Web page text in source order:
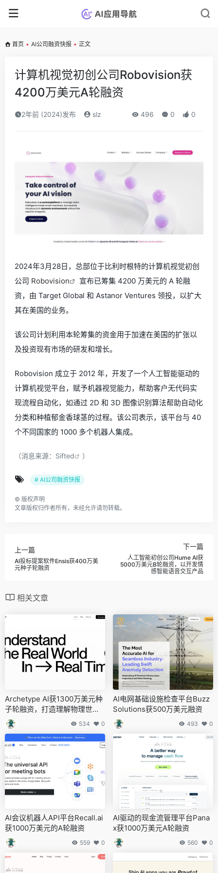
首页 • AI公司融资快报 • 正文
计算机视觉初创公司Robovision获
4200万美元A轮融资
2年前 (2024)发布 slz 496 0 0
2024年3月28日，总部位于比利时根特的计算机视觉初创
公司 Robovision
宣布已筹集 4200 万美元的 A 轮融
资，由 Target Global 和 Astanor Ventures 领投，以扩大
其在美国的业务。
该公司计划利用本轮筹集的资金用于加速在美国的扩张以
及投资现有市场的研发和增长。
Robovision 成立于 2012 年，开发了一个人工智能驱动的
计算机视觉平台，赋予机器视觉能力，帮助客户无代码实
现流程自动化，如通过 2D 和 3D 图像识别算法帮助自动化
分类和种植郁金香球茎的过程。该公司表示，该平台与 40
个不同国家的 1000 多个机器人集成。
（消息来源： Sifted ）
# AI公司融资快报
© 版权声明
文章版权归作者所有，未经允许请勿转载。
上一篇
AI投标提案软件Ensis获400万美
元种子轮融资
下一篇
人工智能初创公司Hume AI获
5000万美元B轮融资，以开发情
感智能语音交互产品
相关文章
Archetype AI获1300万美元种
子轮融资，打造理解物理世界
的基础模型
534 0
AI电网基础设施检查平台Buzz
Solutions获500万美元融资
493 0
AI会议机器人API平台Recall.ai
获1000万美元的A轮融资
559 0
AI驱动的现金流管理平台Pana
x获1000万美元A轮融资
560 0